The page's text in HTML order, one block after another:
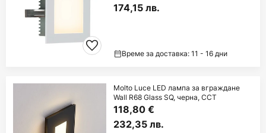
174,15 лв.
Време за доставка: 11 - 16 дни
Molto Luce LED лампа за вграждане
Wall R68 Glass SQ, черна, CCT
118,80 €
232,35 лв.